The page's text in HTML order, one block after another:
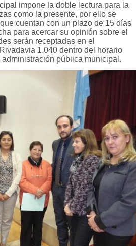
impone la doble lectura para la
como la presente, por ello se
cuentan con un plazo de 15 días
para acercar su opinión sobre el
serán receptadas en el
1.040 dentro del horario
pública municipal.